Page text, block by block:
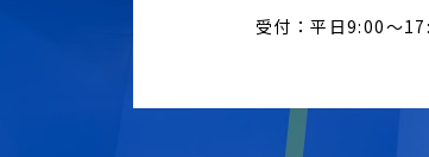
受付：平日9:00〜